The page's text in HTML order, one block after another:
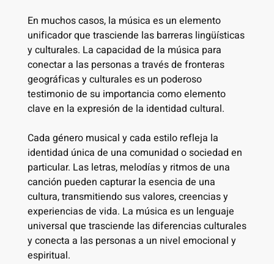
En muchos casos, la música es un elemento
unificador que trasciende las barreras lingüísticas
y culturales. La capacidad de la música para
conectar a las personas a través de fronteras
geográficas y culturales es un poderoso
testimonio de su importancia como elemento
clave en la expresión de la identidad cultural.
Cada género musical y cada estilo refleja la
identidad única de una comunidad o sociedad en
particular. Las letras, melodías y ritmos de una
canción pueden capturar la esencia de una
cultura, transmitiendo sus valores, creencias y
experiencias de vida. La música es un lenguaje
universal que trasciende las diferencias culturales
y conecta a las personas a un nivel emocional y
espiritual.